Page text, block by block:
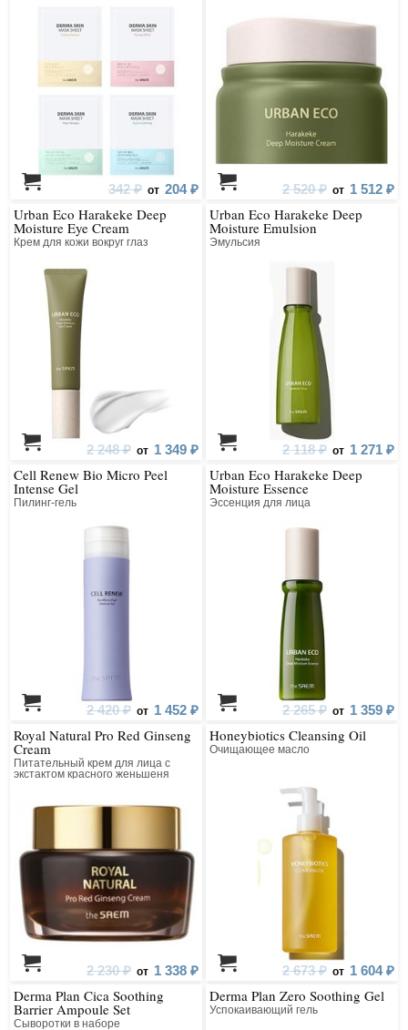
342 ₽ от 204 ₽ 2 520 ₽ от 1 512 ₽
Urban Eco Harakeke Deep
Moisture Eye Cream
Крем для кожи вокруг глаз
2 248 ₽ от 1 349 ₽
Urban Eco Harakeke Deep
Moisture Emulsion
Эмульсия
2 118 ₽ от 1 271 ₽
Cell Renew Bio Micro Peel
Intense Gel
Пилинг-гель
2 420 ₽ от 1 452 ₽
Urban Eco Harakeke Deep
Moisture Essence
Эссенция для лица
2 265 ₽ от 1 359 ₽
Royal Natural Pro Red Ginseng
Cream
Питательный крем для лица с
экстактом красного женьшеня
2 230 ₽ от 1 338 ₽
Honeybiotics Cleansing Oil
Очищающее масло
2 673 ₽ от 1 604 ₽
Derma Plan Cica Soothing
Barrier Ampoule Set
Сыворотки в наборе
Derma Plan Zero Soothing Gel
Успокаивающий гель